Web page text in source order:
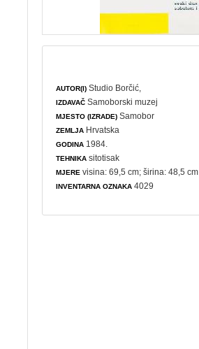
AUTOR(I) Studio Borčić,
IZDAVAČ Samoborski muzej
MJESTO (IZRADE) Samobor
ZEMLJA Hrvatska
GODINA 1984.
TEHNIKA sitotisak
MJERE visina: 69,5 cm; širina: 48,5 cm
INVENTARNA OZNAKA 4029